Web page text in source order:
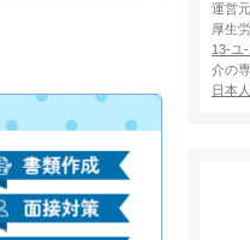
運営
厚生
13-ユ
介の
日本